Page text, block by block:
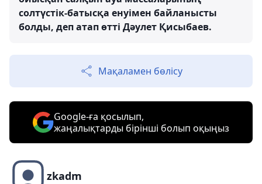
солтүстік-батысқа енуімен байланысты
болды, деп атап өтті Дәулет Қисыбаев.
Мақаламен бөлісу
Google-ға қосылып,
жаңалықтарды бірінші болып оқыңыз
zkadm